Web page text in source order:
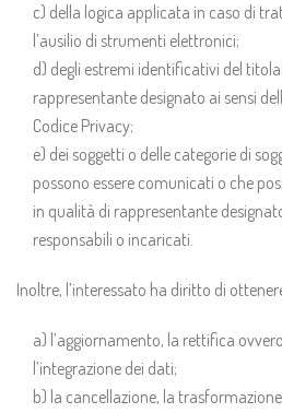
c) della logica applicata in caso di
l’ausilio di strumenti elettronici;
d) degli estremi identificativi del
rappresentante designato ai sensi
Codice Privacy;
e) dei soggetti o delle categorie di
possono essere comunicati o che
in qualità di rappresentante
responsabili o incaricati.
Inoltre, l’interessato ha diritto di
a) l’aggiornamento, la rettifica
l’integrazione dei dati;
b) la cancellazione, la